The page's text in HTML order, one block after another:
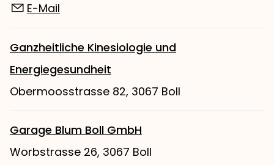
E-Mail
Ganzheitliche Kinesiologie und
Energiegesundheit
Obermoosstrasse 82, 3067 Boll
Garage Blum Boll GmbH
Worbstrasse 26, 3067 Boll